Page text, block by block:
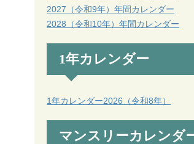
2027（令和9年）年間カレンダー
2028（令和10年）年間カレンダー
1年カレンダー
1年カレンダー2026（令和8年）
マンスリーカレンダ